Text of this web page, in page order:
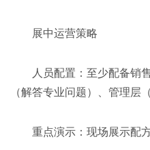
展中运营策略
人员配置：至少配备销
（解答专业问题）、管理层
重点演示：现场展示配